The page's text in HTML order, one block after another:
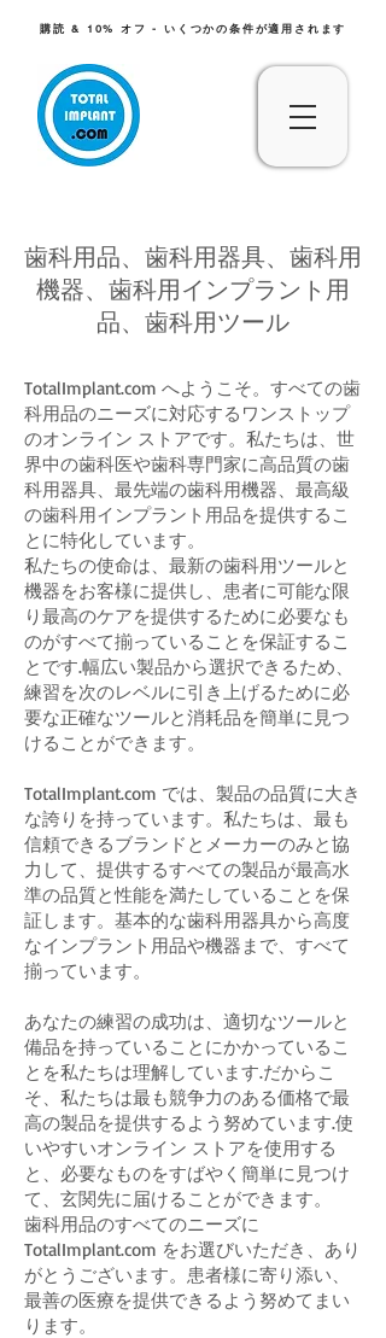
購読 & 10% オフ - いくつかの条件が適用されます
歯科用品、歯科用器具、歯科用
機器、歯科用インプラント用
品、歯科用ツール
TotalImplant.com へようこそ。すべての歯
科用品のニーズに対応するワンストップ
のオンライン ストアです。私たちは、世
界中の歯科医や歯科専門家に高品質の歯
科用器具、最先端の歯科用機器、最高級
の歯科用インプラント用品を提供するこ
とに特化しています。
私たちの使命は、最新の歯科用ツールと
機器をお客様に提供し、患者に可能な限
り最高のケアを提供するために必要なも
のがすべて揃っていることを保証するこ
とです.幅広い製品から選択できるため、
練習を次のレベルに引き上げるために必
要な正確なツールと消耗品を簡単に見つ
けることができます。
TotalImplant.com では、製品の品質に大き
な誇りを持っています。私たちは、最も
信頼できるブランドとメーカーのみと協
力して、提供するすべての製品が最高水
準の品質と性能を満たしていることを保
証します。基本的な歯科用器具から高度
なインプラント用品や機器まで、すべて
揃っています。
あなたの練習の成功は、適切なツールと
備品を持っていることにかかっているこ
とを私たちは理解しています.だからこ
そ、私たちは最も競争力のある価格で最
高の製品を提供するよう努めています.使
いやすいオンライン ストアを使用する
と、必要なものをすばやく簡単に見つけ
て、玄関先に届けることができます。
歯科用品のすべてのニーズに
TotalImplant.com をお選びいただき、あり
がとうございます。患者様に寄り添い、
最善の医療を提供できるよう努めてまい
ります。